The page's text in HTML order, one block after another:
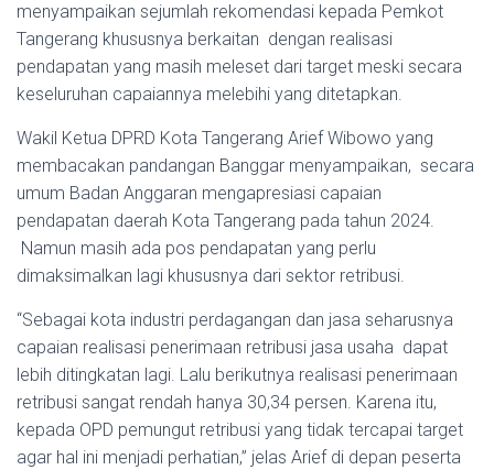
menyampaikan sejumlah rekomendasi kepada Pemkot
Tangerang khususnya berkaitan dengan realisasi
pendapatan yang masih meleset dari target meski secara
keseluruhan capaiannya melebihi yang ditetapkan.
Wakil Ketua DPRD Kota Tangerang Arief Wibowo yang
membacakan pandangan Banggar menyampaikan, secara
umum Badan Anggaran mengapresiasi capaian
pendapatan daerah Kota Tangerang pada tahun 2024.
Namun masih ada pos pendapatan yang perlu
dimaksimalkan lagi khususnya dari sektor retribusi.
“Sebagai kota industri perdagangan dan jasa seharusnya
capaian realisasi penerimaan retribusi jasa usaha dapat
lebih ditingkatan lagi. Lalu berikutnya realisasi penerimaan
retribusi sangat rendah hanya 30,34 persen. Karena itu,
kepada OPD pemungut retribusi yang tidak tercapai target
agar hal ini menjadi perhatian,” jelas Arief di depan peserta